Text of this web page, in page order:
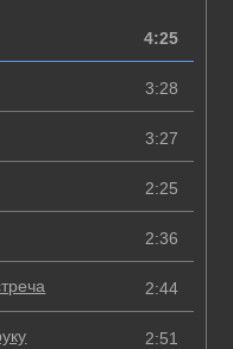
4:25
3:28
3:27
2:25
2:36
2:44
2:51